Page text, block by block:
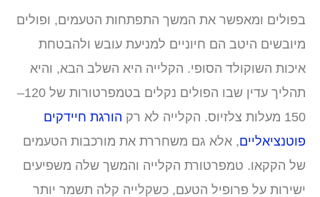
ומאפשר את המשך התפתחות הטעמים, ופולים
היטב הם חיוניים למניעת עובש ולהבטחת
השוקולד הסופי. הקלייה היא השלב הבא, והיא
תהליך עדין שבו הפולים נקלים בטמפרטורות של 120–
הקלייה לא רק
הורגת חיידקים
, אלא גם משחררת את מורכבות הטעמים
הקקאו. טמפרטורת הקלייה והמשך שלה משפיעים
על פרופיל הטעם, כשקלייה קלה תשמר יותר